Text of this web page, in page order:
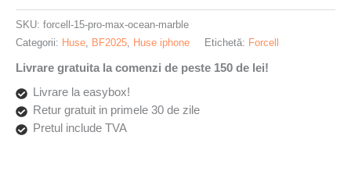
SKU: forcell-15-pro-max-ocean-marble
Categorii: Huse BF2025 Huse iphone Etichetă: Forcell
Livrare gratuita la comenzi de peste 150 de lei!
Livrare la easybox!
Retur gratuit in primele 30 de zile
Pretul include TVA